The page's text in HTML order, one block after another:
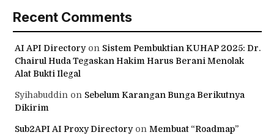
Recent Comments
AI API Directoryon Sistem Pembuktian KUHAP 2025: Dr.
Chairul Huda Tegaskan Hakim Harus Berani Menolak
Alat Bukti Ilegal
Syihabuddin on Sebelum Karangan Bunga Berikutnya
Dikirim
Sub2API AI Proxy Directoryon Membuat “Roadmap”